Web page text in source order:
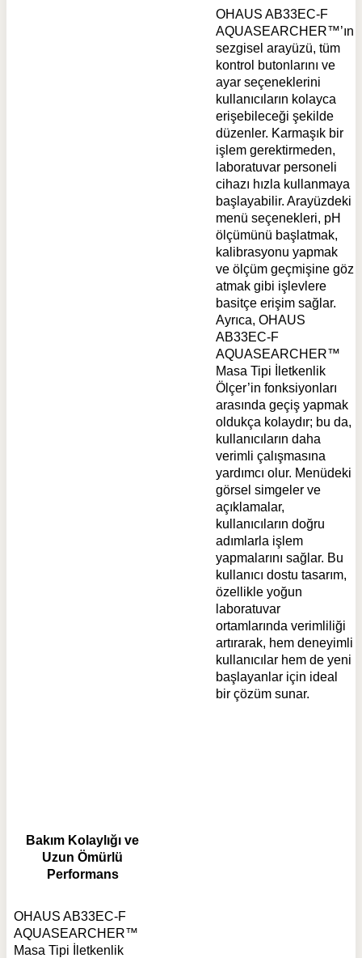
OHAUS AB33EC-F
AQUASEARCHER™’ın
sezgisel arayüzü, tüm
kontrol butonlarını ve
ayar seçeneklerini
kullanıcıların kolayca
erişebileceği şekilde
düzenler. Karmaşık bir
işlem gerektirmeden,
laboratuvar personeli
cihazı hızla kullanmaya
başlayabilir. Arayüzdeki
menü seçenekleri, pH
ölçümünü başlatmak,
kalibrasyonu yapmak
ve ölçüm geçmişine göz
atmak gibi işlevlere
basitçe erişim sağlar.
Ayrıca, OHAUS
AB33EC-F
AQUASEARCHER™
Masa Tipi İletkenlik
Ölçer’in fonksiyonları
arasında geçiş yapmak
oldukça kolaydır; bu da,
kullanıcıların daha
verimli çalışmasına
yardımcı olur. Menüdeki
görsel simgeler ve
açıklamalar,
kullanıcıların doğru
adımlarla işlem
yapmalarını sağlar. Bu
kullanıcı dostu tasarım,
özellikle yoğun
laboratuvar
ortamlarında verimliliği
artırarak, hem deneyimli
kullanıcılar hem de yeni
başlayanlar için ideal
bir çözüm sunar.
Bakım Kolaylığı ve
Uzun Ömürlü
Performans
OHAUS AB33EC-F
AQUASEARCHER™
Masa Tipi İletkenlik